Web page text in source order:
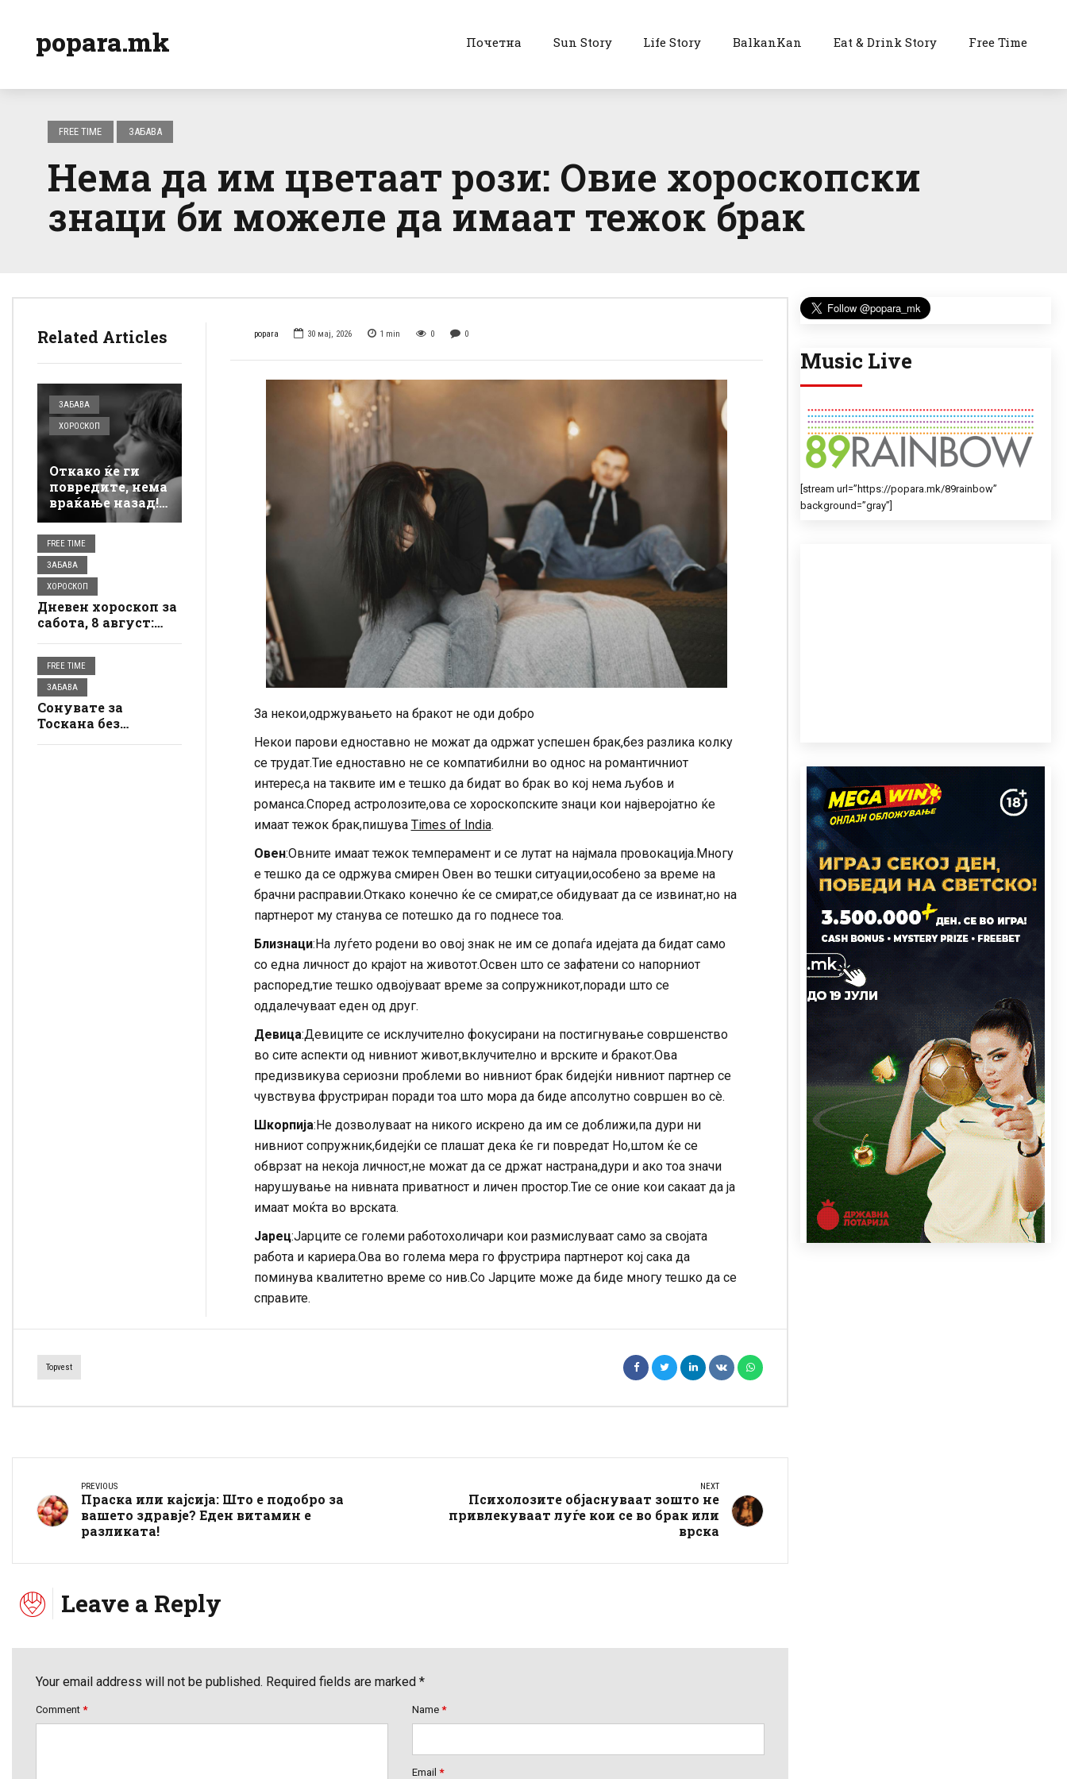
popara.mk Почетна Sun Story Life Story BalkanKan Eat & Drink Story Free Time
FREE TIME ЗАБАВА
Нема да им цветаат рози: Овие хороскопски
знаци би можеле да имаат тежок брак
Related Articles
ЗАБАВА
ХОРОСКОП
Откако ќе ги
повредите, нема
враќање назад!
Овие 3 знаци ги
горат сите
мостови и
почнуваат
одново!
FREE TIME
ЗАБАВА
ХОРОСКОП
Дневен хороскоп за
сабота, 8 август:
почувствува
нежност, Ракот ќе
зграби мир за себе
FREE TIME
ЗАБАВА
Сонувате за
Тоскана без
popara 30 мај, 2026 1 min 0 0
За некои,одржувањето на бракот не оди добро
Некои парови едноставно не можат да одржат успешен брак,без разлика колку
се трудат.Тие едноставно не се компатибилни во однос на романтичниот
интерес,а на таквите им е тешко да бидат во брак во кој нема љубов и
романса.Според астролозите,ова се хороскопските знаци кои најверојатно ќе
имаат тежок брак,пишува Times of India.
Овен:Овните имаат тежок темперамент и се лутат на најмала провокација.Многу
е тешко да се одржува смирен Овен во тешки ситуации,особено за време на
брачни расправии.Откако конечно ќе се смират,се обидуваат да се извинат,но на
партнерот му станува се потешко да го поднесе тоа.
Близнаци:На луѓето родени во овој знак не им се допаѓа идејата да бидат само
со една личност до крајот на животот.Освен што се зафатени со напорниот
распоред,тие тешко одвојуваат време за сопружникот,поради што се
оддалечуваат еден од друг.
Девица:Девиците се исклучително фокусирани на постигнување совршенство
во сите аспекти од нивниот живот,вклучително и врските и бракот.Ова
предизвикува сериозни проблеми во нивниот брак бидејќи нивниот партнер се
чувствува фрустриран поради тоа што мора да биде апсолутно совршен во сè.
Шкорпија:Не дозволуваат на никого искрено да им се доближи,па дури ни
нивниот сопружник,бидејќи се плашат дека ќе ги повредат Но,штом ќе се
обврзат на некоја личност,не можат да се држат настрана,дури и ако тоа значи
нарушување на нивната приватност и личен простор.Тие се оние кои сакаат да ја
имаат моќта во врската.
Јарец:Јарците се големи работохоличари кои размислуваат само за својата
работа и кариера.Ова во голема мера го фрустрира партнерот кој сака да
поминува квалитетно време со нив.Со Јарците може да биде многу тешко да се
справите.
Topvest
PREVIOUS
Праска или кајсија: Што е подобро за
вашето здравје? Еден витамин е
разликата!
NEXT
Психолозите објаснуваат зошто не
привлекуваат луѓе кои се во брак или
врска
Leave a Reply
Your email address will not be published. Required fields are marked *
Comment * Name *
Email *
Music Live
[stream url=”https://popara.mk/89rainbow”
background=”gray”]